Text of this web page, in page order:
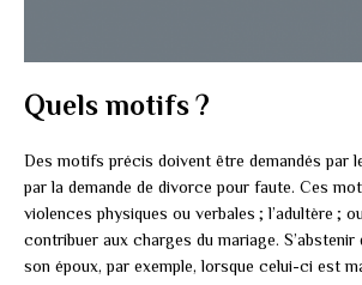
Quels motifs ?
Des motifs précis doivent être demandés par
par la demande de divorce pour faute. Ces
violences physiques ou verbales ; l’adultère ;
contribuer aux charges du mariage.
son époux, par exemple, lorsque celui-ci est